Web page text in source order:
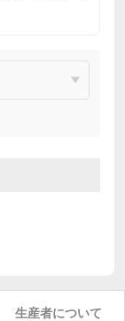
生産者について